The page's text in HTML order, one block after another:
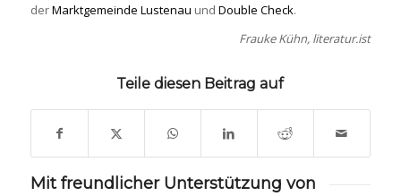
derMarktgemeinde Lustenau und Double Check.
Frauke Kühn, literatur.ist
Teile diesen Beitrag auf
Mit freundlicher Unterstützung von